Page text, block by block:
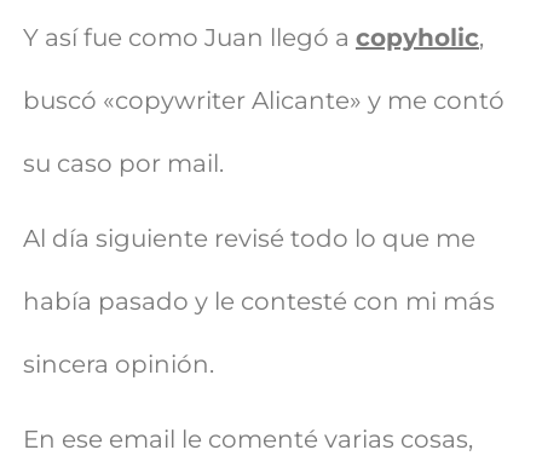
Y así fue como Juan llegó a copyholic,
buscó «copywriter Alicante» y me contó
su caso por mail.
Al día siguiente revisé todo lo que me
había pasado y le contesté con mi más
sincera opinión.
En ese email le comenté varias cosas,